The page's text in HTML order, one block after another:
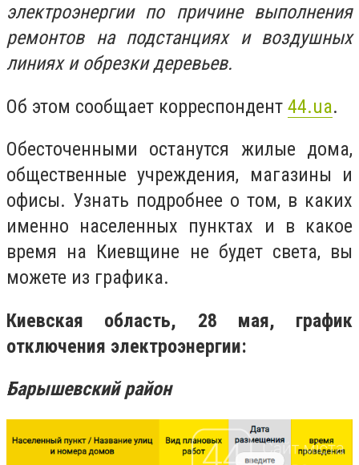
электроэнергии по причине выполнения
ремонтов на подстанциях и воздушных
линиях и обрезки деревьев.
Об этом сообщает корреспондент 44.ua.
Обесточенными останутся жилые дома,
общественные учреждения, магазины и
офисы. Узнать подробнее о том, в каких
именно населенных пунктах и в какое
время на Киевщине не будет света, вы
можете из графика.
Киевская область, 28 мая, график
отключения электроэнергии:
Барышевский район